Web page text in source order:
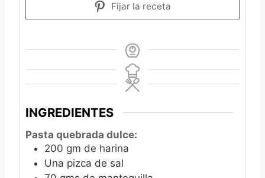
Fijar la receta
INGREDIENTES
Pasta quebrada dulce:
200 gm de harina
Una pizca de sal